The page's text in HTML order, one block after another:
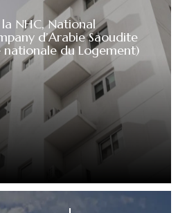
NHC, National
d’Arabie Saoudite
nationale du Logement)